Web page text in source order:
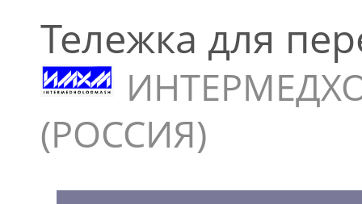
Тележка для
(РОССИЯ)